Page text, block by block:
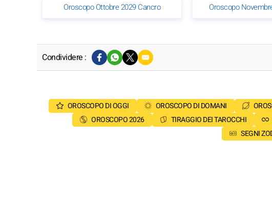
Oroscopo Ottobre 2029 Cancro Oroscopo
Condividere :
OROSCOPO DI OGGI OROSCOPO DI DOMANI
OROSCOPO 2026
TIRAGGIO DEI TAROCCHI
SEGNI